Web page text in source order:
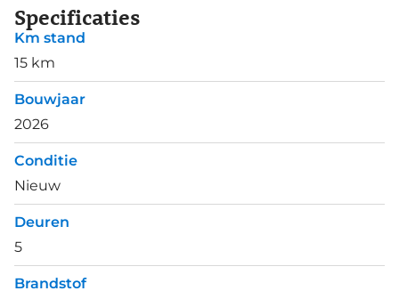
Specificaties
Km stand
15 km
Bouwjaar
2026
Conditie
Nieuw
Deuren
5
Brandstof